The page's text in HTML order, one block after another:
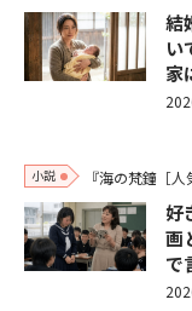
結
い
家
小説 『海の梵鐘［
好
画
で